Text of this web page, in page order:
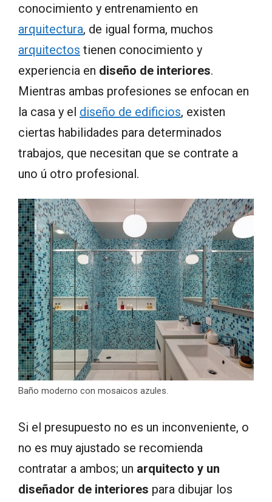
conocimiento y entrenamiento en
arquitectura, de igual forma, muchos
arquitectos tienen conocimiento y
experiencia en diseño de interiores.
Mientras ambas profesiones se enfocan en
la casa y el diseño de edificios, existen
ciertas habilidades para determinados
trabajos, que necesitan que se contrate a
uno ú otro profesional.
Baño moderno con mosaicos azules.
Si el presupuesto no es un inconveniente, o
no es muy ajustado se recomienda
contratar a ambos; un arquitecto y un
diseñador de interiores para dibujar los